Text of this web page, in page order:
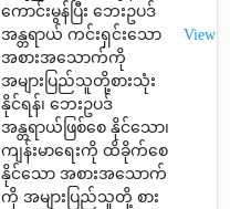
ကောင်းမွန်ပြီး ဘေးဥပဒ်
အန္တရာယ် ကင်းရှင်းသော
အစားအသောက်ကို
အများပြည်သူတို့စားသုံး
နိုင်ရန်၊ ဘေးဥပဒ်
အန္တရာယ်ဖြစ်စေ နိုင်သော၊
ကျန်းမာရေးကို ထိခိုက်စေ
နိုင်သော အစားအသောက်
ကို အများပြည်သူတို့ စား
View